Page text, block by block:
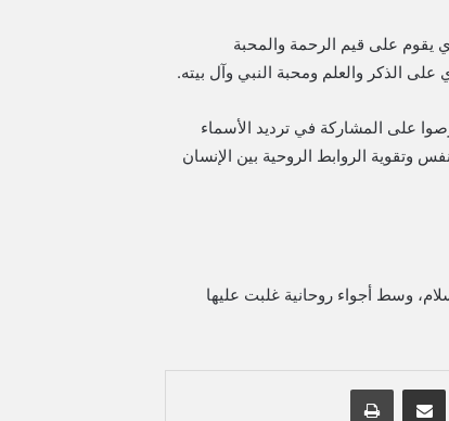
يقوم على قيم الرحمة والمحبة
الذكر والعلم ومحبة النبي وآل بيته.
على المشاركة في ترديد الأسماء
وتقوية الروابط الروحية بين الإنسان
وسط أجواء روحانية غلبت عليها
بوكيت